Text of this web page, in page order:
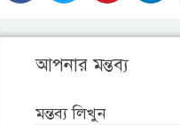
আপনার মন্তব্য
মন্তব্য লিখুন